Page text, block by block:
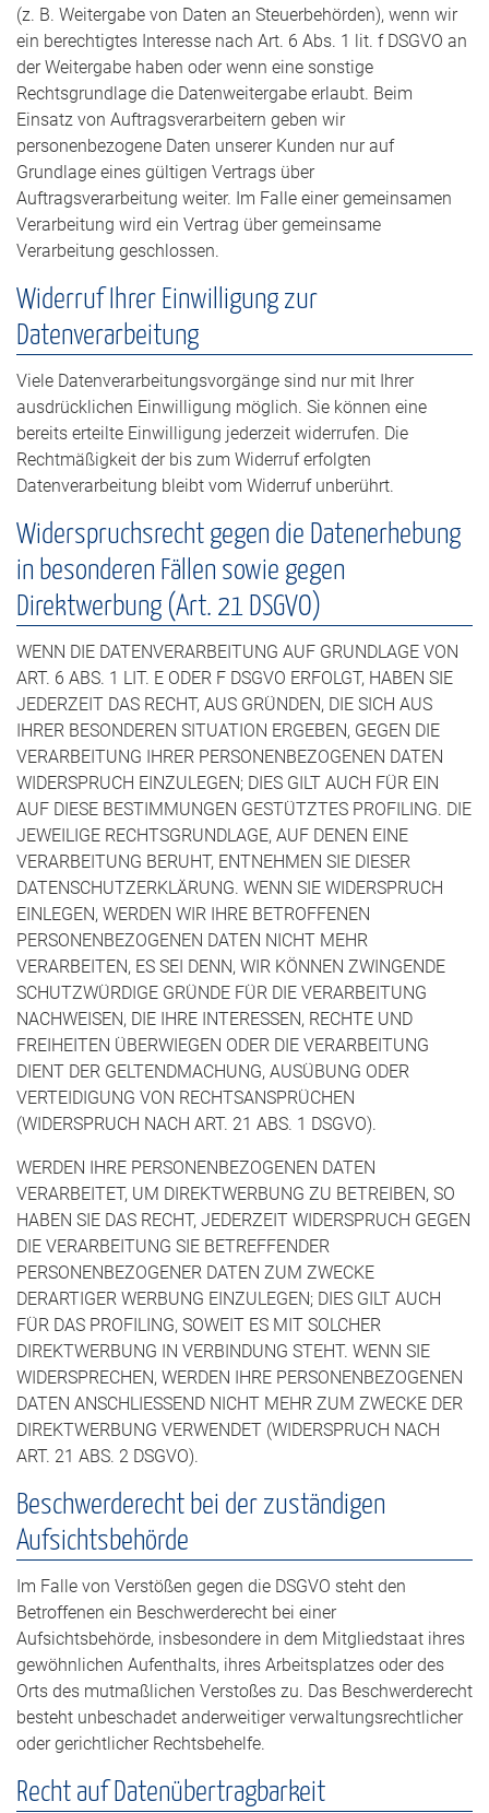
(z. B. Weitergabe von Daten an Steuerbehörden), wenn wir
ein berechtigtes Interesse nach Art. 6 Abs. 1 lit. f DSGVO an
der Weitergabe haben oder wenn eine sonstige
Rechtsgrundlage die Datenweitergabe erlaubt. Beim
Einsatz von Auftragsverarbeitern geben wir
personenbezogene Daten unserer Kunden nur auf
Grundlage eines gültigen Vertrags über
Auftragsverarbeitung weiter. Im Falle einer gemeinsamen
Verarbeitung wird ein Vertrag über gemeinsame
Verarbeitung geschlossen.
Widerruf Ihrer Einwilligung zur
Datenverarbeitung
Viele Datenverarbeitungsvorgänge sind nur mit Ihrer
ausdrücklichen Einwilligung möglich. Sie können eine
bereits erteilte Einwilligung jederzeit widerrufen. Die
Rechtmäßigkeit der bis zum Widerruf erfolgten
Datenverarbeitung bleibt vom Widerruf unberührt.
Widerspruchsrecht gegen die Datenerhebung
in besonderen Fällen sowie gegen
Direktwerbung (Art. 21 DSGVO)
WENN DIE DATENVERARBEITUNG AUF GRUNDLAGE VON
ART. 6 ABS. 1 LIT. E ODER F DSGVO ERFOLGT, HABEN SIE
JEDERZEIT DAS RECHT, AUS GRÜNDEN, DIE SICH AUS
IHRER BESONDEREN SITUATION ERGEBEN, GEGEN DIE
VERARBEITUNG IHRER PERSONENBEZOGENEN DATEN
WIDERSPRUCH EINZULEGEN; DIES GILT AUCH FÜR EIN
AUF DIESE BESTIMMUNGEN GESTÜTZTES PROFILING. DIE
JEWEILIGE RECHTSGRUNDLAGE, AUF DENEN EINE
VERARBEITUNG BERUHT, ENTNEHMEN SIE DIESER
DATENSCHUTZERKLÄRUNG. WENN SIE WIDERSPRUCH
EINLEGEN, WERDEN WIR IHRE BETROFFENEN
PERSONENBEZOGENEN DATEN NICHT MEHR
VERARBEITEN, ES SEI DENN, WIR KÖNNEN ZWINGENDE
SCHUTZWÜRDIGE GRÜNDE FÜR DIE VERARBEITUNG
NACHWEISEN, DIE IHRE INTERESSEN, RECHTE UND
FREIHEITEN ÜBERWIEGEN ODER DIE VERARBEITUNG
DIENT DER GELTENDMACHUNG, AUSÜBUNG ODER
VERTEIDIGUNG VON RECHTSANSPRÜCHEN
(WIDERSPRUCH NACH ART. 21 ABS. 1 DSGVO).
WERDEN IHRE PERSONENBEZOGENEN DATEN
VERARBEITET, UM DIREKTWERBUNG ZU BETREIBEN, SO
HABEN SIE DAS RECHT, JEDERZEIT WIDERSPRUCH GEGEN
DIE VERARBEITUNG SIE BETREFFENDER
PERSONENBEZOGENER DATEN ZUM ZWECKE
DERARTIGER WERBUNG EINZULEGEN; DIES GILT AUCH
FÜR DAS PROFILING, SOWEIT ES MIT SOLCHER
DIREKTWERBUNG IN VERBINDUNG STEHT. WENN SIE
WIDERSPRECHEN, WERDEN IHRE PERSONENBEZOGENEN
DATEN ANSCHLIESSEND NICHT MEHR ZUM ZWECKE DER
DIREKTWERBUNG VERWENDET (WIDERSPRUCH NACH
ART. 21 ABS. 2 DSGVO).
Beschwerde­recht bei der zuständigen
Aufsichts­behörde
Im Falle von Verstößen gegen die DSGVO steht den
Betroffenen ein Beschwerderecht bei einer
Aufsichtsbehörde, insbesondere in dem Mitgliedstaat ihres
gewöhnlichen Aufenthalts, ihres Arbeitsplatzes oder des
Orts des mutmaßlichen Verstoßes zu. Das Beschwerderecht
besteht unbeschadet anderweitiger verwaltungsrechtlicher
oder gerichtlicher Rechtsbehelfe.
Recht auf Daten­übertrag­barkeit